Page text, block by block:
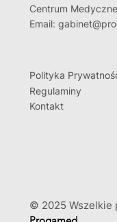
Centrum
Email:
© 2025 Wszelkie
Polityka
Regulaminy
Kontakt